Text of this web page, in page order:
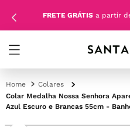
FRETE GRÁTIS a partir
Colares
Colar Medalha Nossa Senhora
Azul Escuro e Brancas 55cm -